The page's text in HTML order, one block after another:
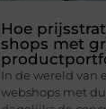
Hoe
shops met
In de wereld van
webshops met